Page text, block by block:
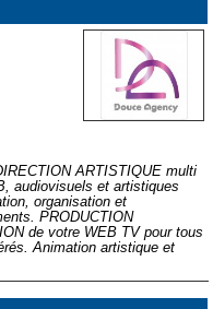
ARTISTIQUE multi
audiovisuels et artistiques
organisation et
PRODUCTION
de votre WEB TV pour tous
Animation artistique et